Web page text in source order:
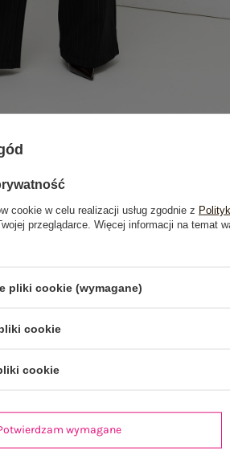
Opinie o produkcie(0)
cookie w celu realizacji usług zgodnie z
przeglądarce. Więcej informacji na temat
pliki cookie (wymagane)
cookie
cookie
wymagane